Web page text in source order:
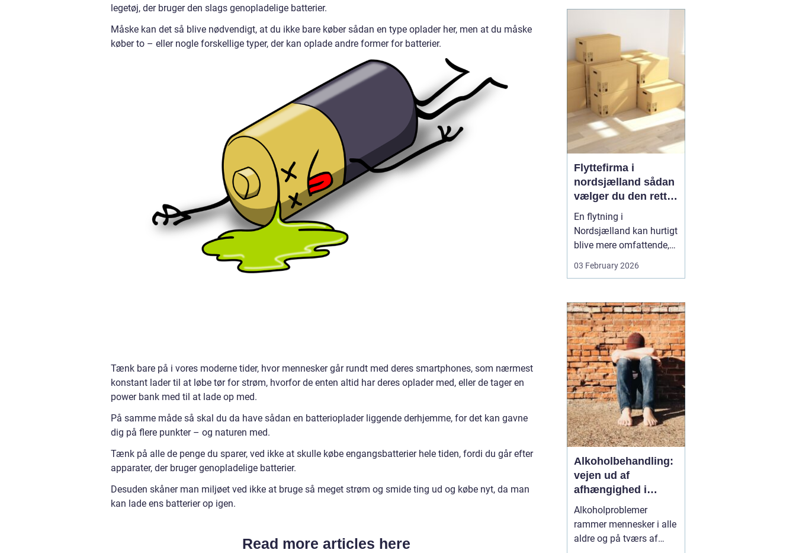
legetøj, der bruger den slags genopladelige batterier.
Måske kan det så blive nødvendigt, at du ikke bare køber sådan en type oplader her, men at du måske
køber to – eller nogle forskellige typer, der kan oplade andre former for batterier.
Tænk bare på i vores moderne tider, hvor mennesker går rundt med deres smartphones, som nærmest
konstant lader til at løbe tør for strøm, hvorfor de enten altid har deres oplader med, eller de tager en
power bank med til at lade op med.
På samme måde så skal du da have sådan en batterioplader liggende derhjemme, for det kan gavne
dig på flere punkter – og naturen med.
Tænk på alle de penge du sparer, ved ikke at skulle købe engangsbatterier hele tiden, fordi du går efter
apparater, der bruger genopladelige batterier.
Desuden skåner man miljøet ved ikke at bruge så meget strøm og smide ting ud og købe nyt, da man
kan lade ens batterier op igen.
Read more articles here
installatører en central
rolle i hverdagen, selv
om vi sjældent tænker
over det. Gennemgang
af varmea...
Flyttefirma i
nordsjælland sådan
vælger du den rette
partner til din
flytning
En flytning i
Nordsjælland kan hurtigt
blive mere omfattende,
end man først tror. Der er
nøgler, flyttekasser,
parkering, møbler der
skal skilles ad, og
ejendele med
affektionsværdi, som
helst skal komme sikkert
frem. Mange vælger
der...
03 February 2026
Alkoholbehandling:
vejen ud af
afhængighed i
trygge rammer
Alkoholproblemer
rammer mennesker i alle
aldre og på tværs af